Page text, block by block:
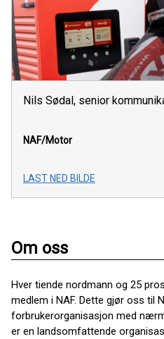
Nils Sødal, senior
NAF/Motor
LAST NED BILDE
Om oss
Hver tiende nordmann og 25
medlem i NAF. Dette gjør oss til
forbrukerorganisasjon med
er en landsomfattende